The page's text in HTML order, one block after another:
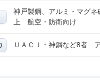
神戸製鋼、アルミ・マグ
上 航空・防衛向け
ＵＡＣＪ・神鋼など8者